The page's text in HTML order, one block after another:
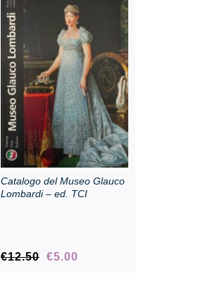
Rassegna stampa
Prestiti a mostre
Catalogo del Museo Glauco
Lombardi – ed. TCI
€12.50 Il
€5.00Il